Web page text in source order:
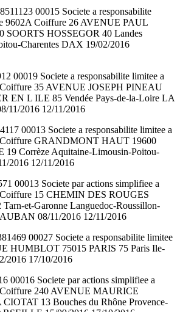
00015 Societe a responsabilite
9602A Coiffure 26 AVENUE PAUL
HOSSEGOR 40 Landes
Charentes DAX 19/02/2016
00019 Societe a responsabilite limitee a
Coiffure 35 AVENUE JOSEPH PINEAU
EN L ILE 85 Vendée Pays-de-la-Loire LA
11/2016 12/11/2016
00013 Societe a responsabilite limitee a
Coiffure GRANDMONT HAUT 19600
Corrèze Aquitaine-Limousin-Poitou-
2016 12/11/2016
00013 Societe par actions simplifiee a
15 CHEMIN DES ROUGES
et-Garonne Languedoc-Roussillon-
08/11/2016 12/11/2016
00027 Societe a responsabilite limitee
HUMBLOT 75015 PARIS 75 Paris Ile-
2016 17/10/2016
00016 Societe par actions simplifiee a
Coiffure 240 AVENUE MAURICE
13 Bouches du Rhône Provence-